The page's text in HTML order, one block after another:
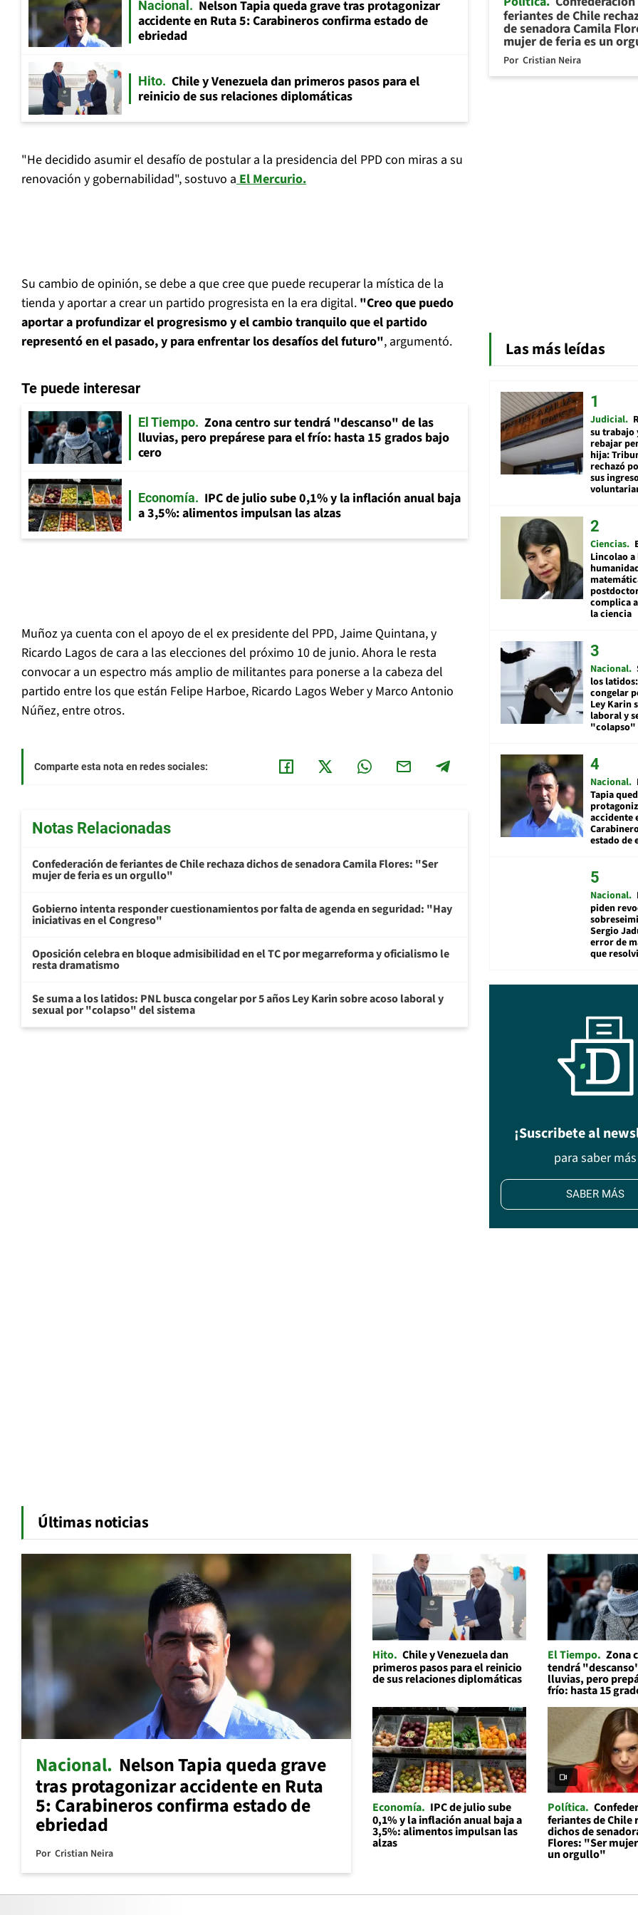
Nacional
Nelson Tapia queda grave tras protagonizar
accidente en Ruta 5: Carabineros confirma estado de
ebriedad
Hito
Chile y Venezuela dan primeros pasos para el
reinicio de sus relaciones diplomáticas
"He decidido asumir el desafío de postular a la presidencia del PPD con miras a su
renovación y gobernabilidad", sostuvo aEl Mercurio.
Su cambio de opinión, se debe a que cree que puede recuperar la mística de la
tienda y aportar a crear un partido progresista en la era digital. "Creo que puedo
aportar a profundizar el progresismo y el cambio tranquilo que el partido
representó en el pasado, y para enfrentar los desafíos del futuro", argumentó.
Te puede interesar
El Tiempo
Zona centro sur tendrá "descanso" de las
lluvias, pero prepárese para el frío: hasta 15 grados bajo
cero
Economía
IPC de julio sube 0,1% y la inflación anual baja
a 3,5%: alimentos impulsan las alzas
Muñoz ya cuenta con el apoyo de el ex presidente del PPD, Jaime Quintana, y
Ricardo Lagos de cara a las elecciones del próximo 10 de junio. Ahora le resta
convocar a un espectro más amplio de militantes para ponerse a la cabeza del
partido entre los que están Felipe Harboe, Ricardo Lagos Weber y Marco Antonio
Núñez, entre otros.
Comparte esta nota en redes sociales:
Notas Relacionadas
Confederación de feriantes de Chile rechaza dichos de senadora Camila Flores: "Ser
mujer de feria es un orgullo"
Gobierno intenta responder cuestionamientos por falta de agenda en seguridad: "Hay
iniciativas en el Congreso"
Oposición celebra en bloque admisibilidad en el TC por megarreforma y oficialismo le
resta dramatismo
Se suma a los latidos: PNL busca congelar por 5 años Ley Karin sobre acoso laboral y
sexual por "colapso" del sistema
feriantes de Chile
de senadora Camila
mujer de feria es un
Por Cristian Neira
Las más leídas
Judicial
su trabajo
rebajar
hija:
rechazó
sus
Ciencias
Lincolao a
complica
la ciencia
Nacional
los
congelar
Ley Karin
laboral y
"colapso"
Nacional
Tapia
accidente
estado de
Nacional
piden
Sergio
error de
que
¡Suscribete al
para saber más
SABER MÁS
Últimas noticias
Nacional Nelson Tapia queda grave
tras protagonizar accidente en Ruta
5: Carabineros confirma estado de
ebriedad
Por Cristian Neira
Hito Chile y Venezuela dan
primeros pasos para el reinicio
de sus relaciones diplomáticas
El Tiempo Zona
tendrá
lluvias, pero
frío: hasta 15
Economía
IPC de julio sube
0,1% y la inflación anual baja a
3,5%: alimentos impulsan las
alzas
Política
feriantes de Chile
dichos de
Flores: "Ser
un orgullo"